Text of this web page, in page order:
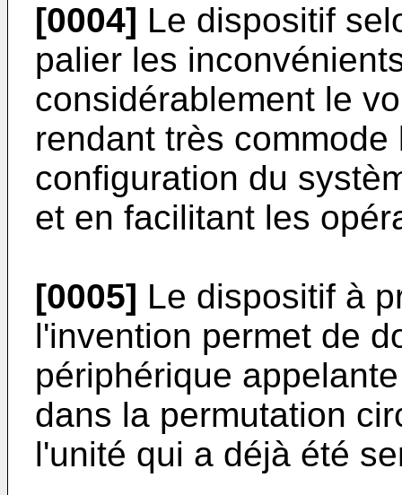
[0004] Le dispositif
palier les
considérablement le
rendant très
configuration du
et en facilitant les
[0005] Le dispositif à
l'invention permet de
périphérique
dans la permutation
l'unité qui a déjà été